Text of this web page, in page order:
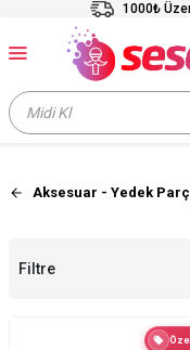
1000₺
Aksesuar - Yedek
Filtre